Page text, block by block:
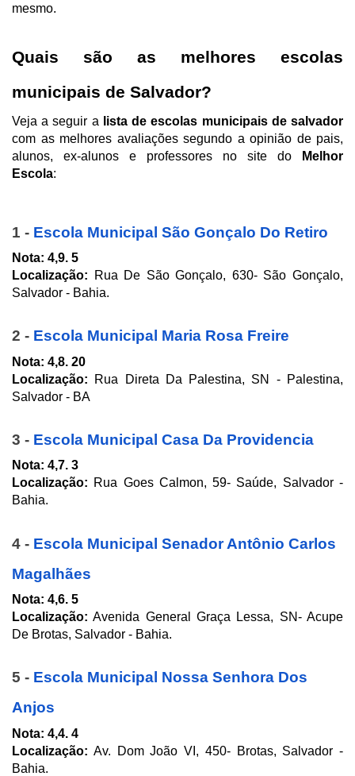
mesmo.
Quais são as melhores escolas
municipais de Salvador?
Veja a seguir a lista de escolas municipais de salvador
com as melhores avaliações segundo a opinião de pais,
alunos, ex-alunos e professores no site do
Melhor
Escola:
1 - Escola Municipal São Gonçalo Do Retiro
Nota: 4,9. 5
Localização:
Rua De São Gonçalo, 630- São Gonçalo,
Salvador - Bahia.
2 - Escola Municipal Maria Rosa Freire
Nota: 4,8. 20
Localização: Rua Direta Da Palestina, SN - Palestina,
Salvador - BA
3 - Escola Municipal Casa Da Providencia
Nota: 4,7. 3
Localização: Rua Goes Calmon, 59- Saúde, Salvador -
Bahia.
4 - Escola Municipal Senador Antônio Carlos
Magalhães
Nota: 4,6. 5
Localização: Avenida General Graça Lessa, SN- Acupe
De Brotas, Salvador - Bahia.
5 - Escola Municipal Nossa Senhora Dos
Anjos
Nota: 4,4. 4
Localização: Av. Dom João VI, 450- Brotas, Salvador -
Bahia.